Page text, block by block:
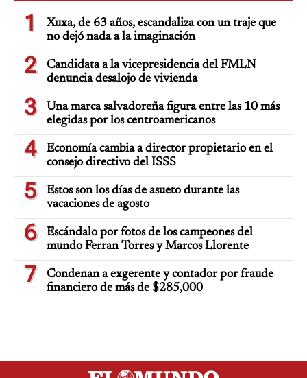
1
Xuxa, de 63 años, escandaliza con un traje que
no dejó nada a la imaginación
2
Candidata a la vicepresidencia del FMLN
denuncia desalojo de vivienda
3
Una marca salvadoreña figura entre las 10 más
elegidas por los centroamericanos
4
Economía cambia a director propietario en el
consejo directivo del ISSS
5
Estos son los días de asueto durante las
vacaciones de agosto
6
Escándalo por fotos de los campeones del
mundo Ferran Torres y Marcos Llorente
7
Condenan a exgerente y contador por fraude
financiero de más de $285,000